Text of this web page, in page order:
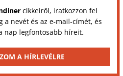
cikkeiről, iratkozzon fel
a nevét és az e-mail-címét, és
nap legfontosabb híreit.
A HÍRLEVÉLRE